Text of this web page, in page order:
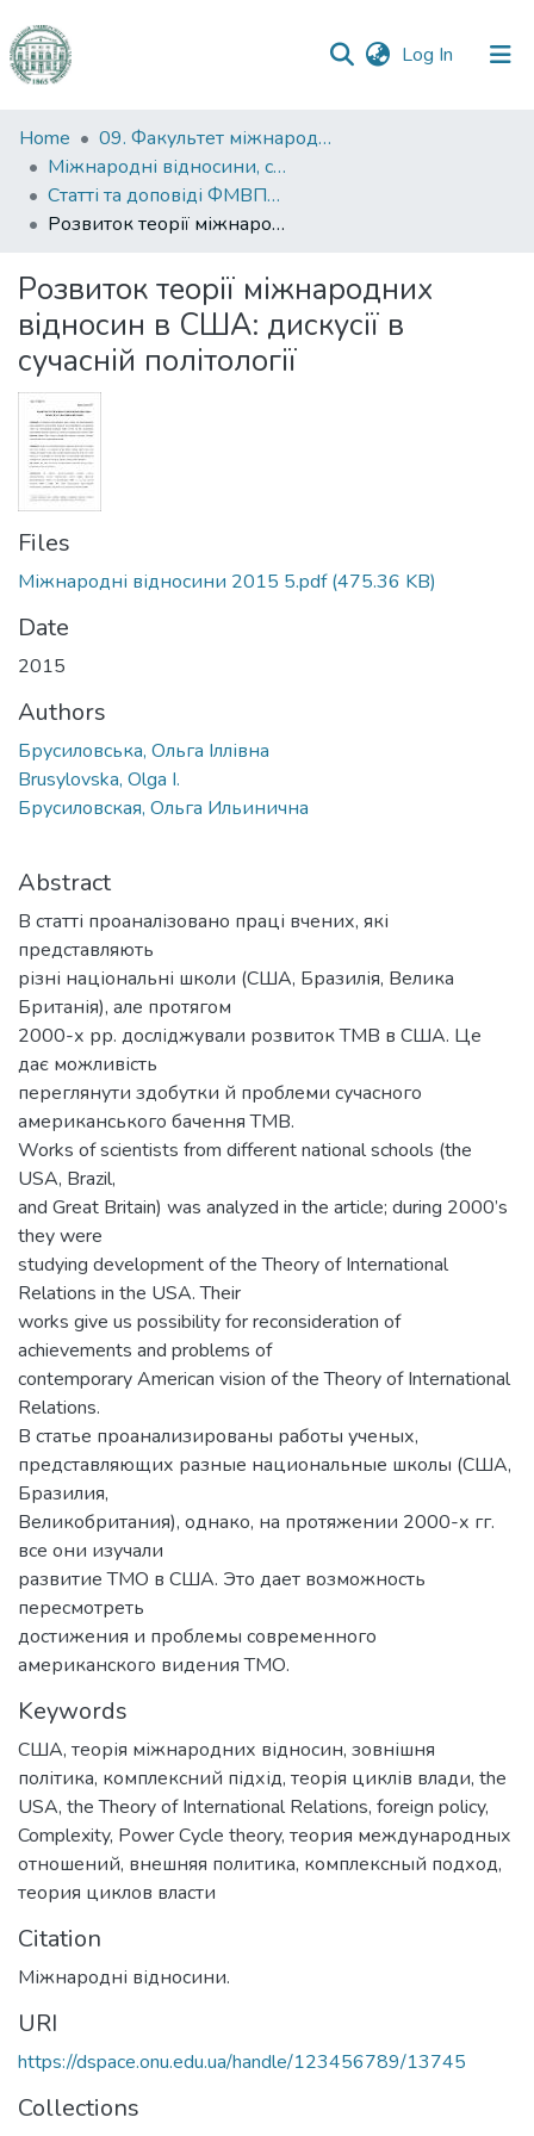
Log In (current)
Communities
&
Collections
Statistics
Home
09. Факультет міжнародних відносин, політології та соціології
Міжнародні відносини, суспільні комунікації та регіональні студії
Статті та доповіді ФМВПС (Міжнародні відносини, суспільні комунікації та регіональні студії)
Розвиток теорії міжнародних відносин в США: дискусії в сучасній політології
Розвиток теорії міжнародних
відносин в США: дискусії в
сучасній політології
Files
Mіжнародні відносини 2015 5.pdf(475.36 KB)
Date
2015
Authors
Брусиловська, Ольга Іллівна
Brusylovska, Olga I.
Брусиловская, Ольга Ильинична
Abstract
В статті проаналізовано праці вчених, які
представляють
різні національні школи (США, Бразилія, Велика
Британія), але протягом
2000-х рр. досліджували розвиток ТМВ в США. Це
дає можливість
переглянути здобутки й проблеми сучасного
американського бачення ТМВ.
Works of scientists from different national schools (the
USA, Brazil,
and Great Britain) was analyzed in the article; during 2000’s
they were
studying development of the Theory of International
Relations in the USA. Their
works give us possibility for reconsideration of
achievements and problems of
contemporary American vision of the Theory of International
Relations.
В статье проанализированы работы ученых,
представляющих разные национальные школы (США,
Бразилия,
Великобритания), однако, на протяжении 2000-х гг.
все они изучали
развитие ТМО в США. Это дает возможность
пересмотреть
достижения и проблемы современного
американского видения ТМО.
Keywords
США, теорія міжнародних відносин, зовнішня
політика, комплексний підхід, теорія циклів влади, the
USA, the Theory of International Relations, foreign policy,
Complexity, Power Cycle theory, теория международных
отношений, внешняя политика, комплексный подход,
теория циклов власти
Citation
Міжнародні відносини.
URI
https://dspace.onu.edu.ua/handle/123456789/13745
Collections